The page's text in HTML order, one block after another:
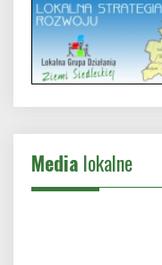
Media lokalne